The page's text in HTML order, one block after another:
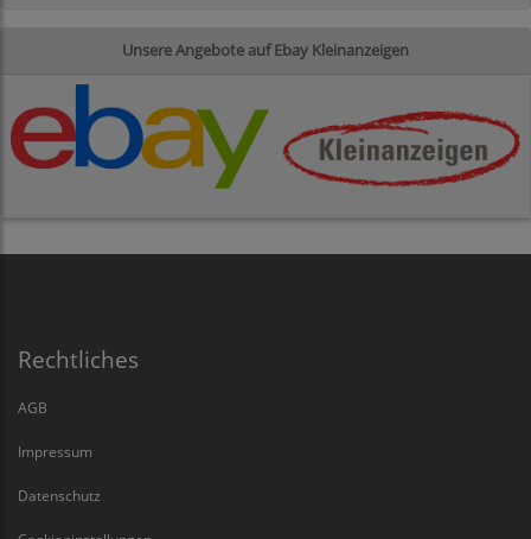
Unsere Angebote auf Ebay Kleinanzeigen
Rechtliches
AGB
Impressum
Datenschutz